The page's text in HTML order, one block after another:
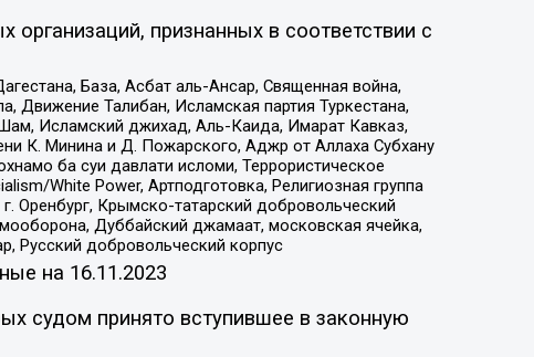
признанных в соответствии с
База, Асбат аль-Ансар, Священная война,
Движение Талибан, Исламская партия Туркестана,
Исламский джихад, Аль-Каида, Имарат Кавказ,
К. Минина и Д. Пожарского, Аджр от Аллаха Субхану
ба суи давлати исломи, Террористическое
White Power, Артподготовка, Религиозная группа
Оренбург, Крымско-татарский добровольческий
Дуббайский джамаат, московская ячейка,
Русский добровольческий корпус
на 16.11.2023
судом принято вступившее в законную